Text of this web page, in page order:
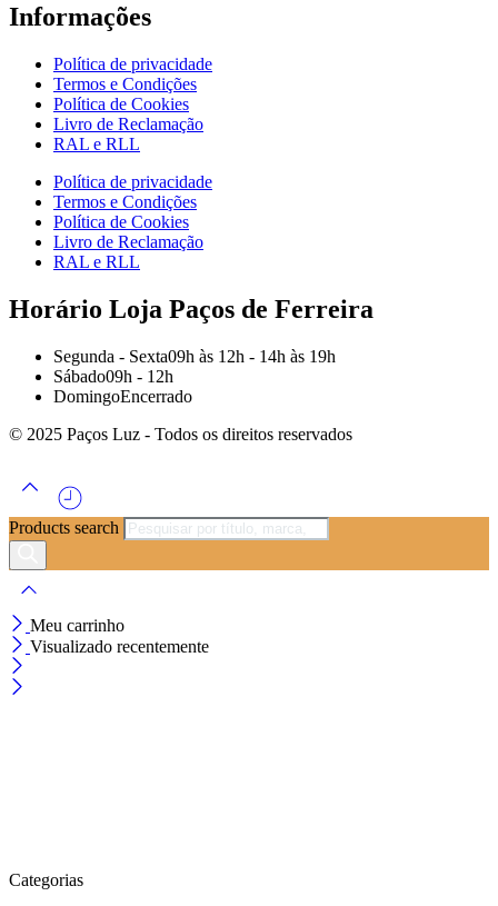
Informações
Política de privacidade
Termos e Condições
Política de Cookies
Livro de Reclamação
RAL e RLL
Política de privacidade
Termos e Condições
Política de Cookies
Livro de Reclamação
RAL e RLL
Horário Loja Paços de Ferreira
Segunda - Sexta09h às 12h - 14h às 19h
Sábado09h - 12h
DomingoEncerrado
© 2025 Paços Luz - Todos os direitos reservados
Products search
Meu carrinho
Visualizado recentemente
Categorias